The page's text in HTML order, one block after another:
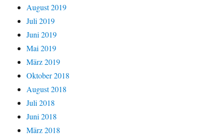
August 2019
Juli 2019
Juni 2019
Mai 2019
März 2019
Oktober 2018
August 2018
Juli 2018
Juni 2018
März 2018